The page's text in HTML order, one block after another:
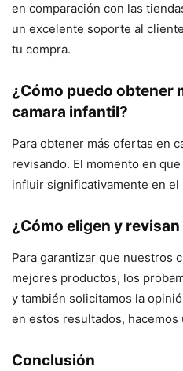
en comparación con las
un excelente soporte al
tu compra.
¿Cómo puedo obtener
camara infantil?
Para obtener más ofertas en
revisando. El momento en
influir significativamente en el
¿Cómo eligen y
Para garantizar que nuestros
mejores productos, los
y también solicitamos la
en estos resultados,
Conclusión